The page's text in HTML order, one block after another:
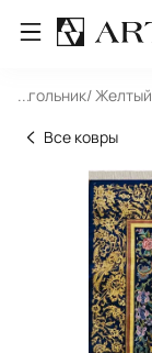
... / Желтый
Все ковры